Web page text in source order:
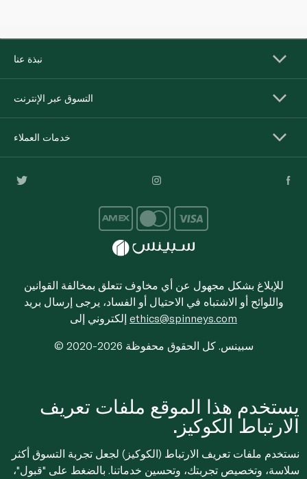
نبذة عنا
التسوق عبر الإنترنت
خدمات العملاء
للإبلاغ بشكل مجهول عن أي مخاوف تتعلق بمخالفة القوانين
واللوائح أو الاشتباه في الاحتيال أو الفساد، يرجى إرسال بريد
ethics@spinneys.com
© 2020-2026 سبينس. كل الحقوق محفوظة
يستخدم هذا الموقع ملفات تعريف
الارتباط الكوكيز.
نستخدم ملفات تعريف الارتباط (الكوكيز) لجعل تجربة التسوق أكثر
سلاسة، وتخصيص تجربتك، وتحسين خدماتنا. بالضغط على "قبول"،